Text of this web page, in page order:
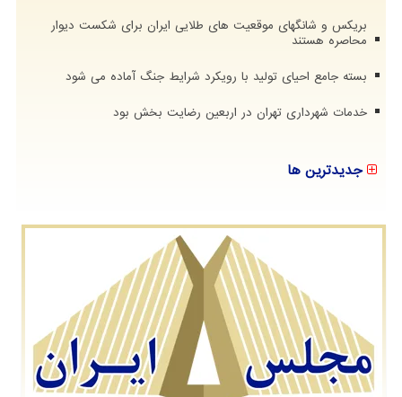
بریکس و شانگهای موقعیت های طلایی ایران برای شکست دیوار
محاصره هستند
بسته جامع احیای تولید با رویکرد شرایط جنگ آماده می شود
خدمات شهرداری تهران در اربعین رضایت بخش بود
جدیدترین ها